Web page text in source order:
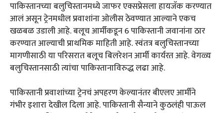
पाकिस्तानच्या बलुचिस्तानमध्ये जाफर एक्सप्रेसला हायजॅक करण्यात
आलं असून ट्रेनमधील प्रवाशांना ओलीस ठेवण्यात आल्याने एकच
खळबळ उडाली आहे. बलूच आर्मीकडून 6 पाकिस्तानी जवानांना ठार
करण्यात आल्याची प्राथमिक माहिती आहे. स्वंतत्र बलुचिस्तानच्या
मागणीसाठी या परिसरात बलूच बिलरेशन आर्मी कार्यरत आहे. वेगळ्य
बलुचिस्तानसाठी त्यांचा पाकिस्तानाविरुद्ध लढा आहे.
पाकिस्तानी प्रवाशांच्या ट्रेनचं अपहरण केल्यानंतर बीएलए आर्मीने
गंभीर इशारा देखील दिला आहे. पाकिस्तानी सैन्याने कुठलंही पाऊल